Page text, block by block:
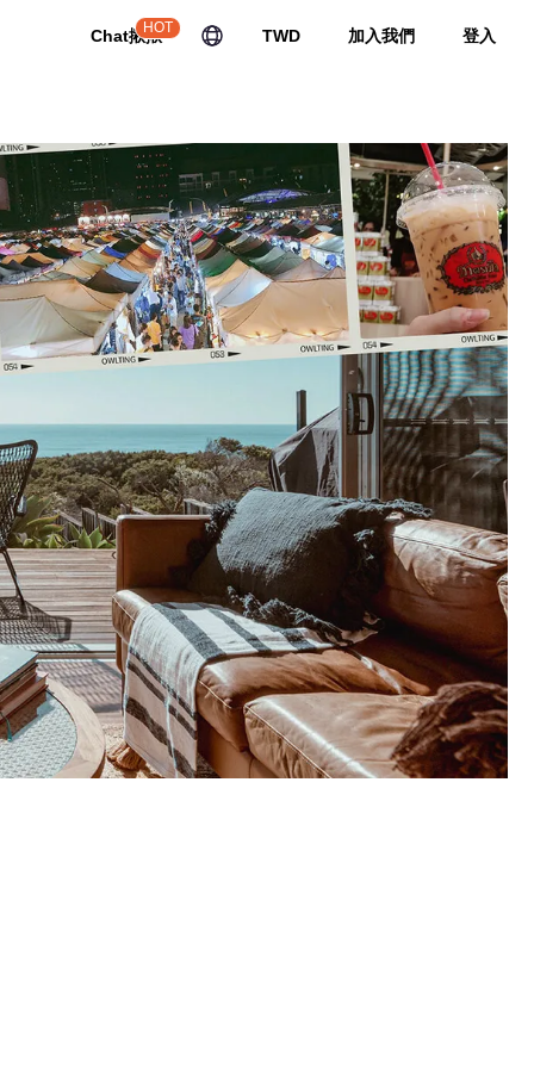
Chat揪揪
HOT TWD 加入我們 登入